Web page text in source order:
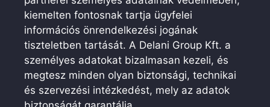
kiemelten fontosnak tartja ügyfelei
információs önrendelkezési jogának
tiszteletben tartását. A Delani Group Kft. a
személyes adatokat bizalmasan kezeli, és
megtesz minden olyan biztonsági, technikai
és szervezési intézkedést, mely az adatok